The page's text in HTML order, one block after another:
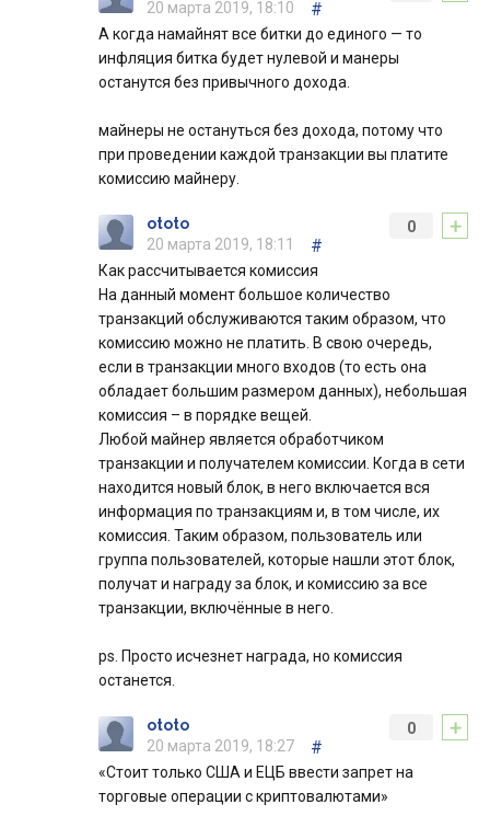
20 марта 2019, 18:10
#
А когда намайнят все битки до единого — то
инфляция битка будет нулевой и манеры
останутся без привычного дохода.
майнеры не остануться без дохода, потому что
при проведении каждой транзакции вы платите
комиссию майнеру.
+
0
ototo
20 марта 2019, 18:11
#
Как рассчитывается комиссия
На данный момент большое количество
транзакций обслуживаются таким образом, что
комиссию можно не платить. В свою очередь,
если в транзакции много входов (то есть она
обладает большим размером данных), небольшая
комиссия – в порядке вещей.
Любой майнер является обработчиком
транзакции и получателем комиссии. Когда в сети
находится новый блок, в него включается вся
информация по транзакциям и, в том числе, их
комиссия. Таким образом, пользователь или
группа пользователей, которые нашли этот блок,
получат и награду за блок, и комиссию за все
транзакции, включённые в него.
ps. Просто исчезнет награда, но комиссия
останется.
+
0
ototo
20 марта 2019, 18:27
#
«Стоит только США и ЕЦБ ввести запрет на
торговые операции с криптовалютами»